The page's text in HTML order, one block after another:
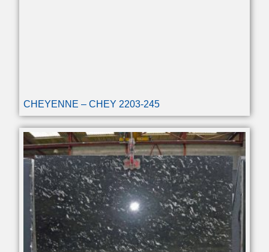
CHEYENNE – CHEY 2203-245